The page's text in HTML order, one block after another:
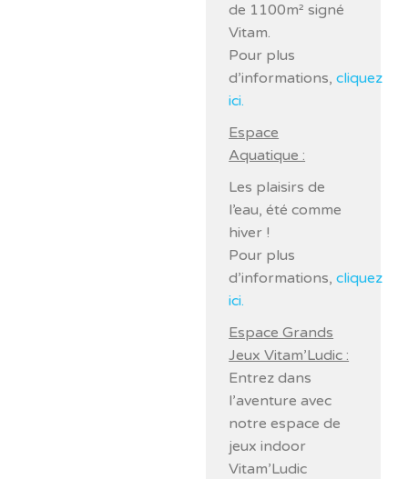
de 1100m² signé
Vitam.
Pour plus
d’informations,cliquez
ici.
Espace
Aquatique :
Les plaisirs de
l’eau, été comme
hiver !
Pour plus
d’informations,cliquez
ici.
Espace Grands
Jeux Vitam’Ludic :
Entrez dans
l’aventure avec
notre espace de
jeux indoor
Vitam’Ludic